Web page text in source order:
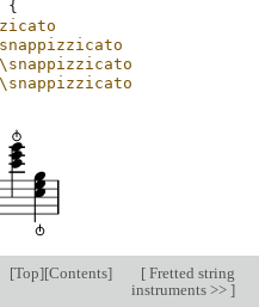
{
[Top][Contents] [Fretted string
instruments >> ]